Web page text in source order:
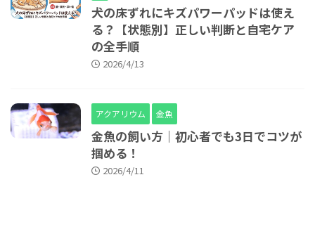
犬の床ずれにキズパワーパッドは使え
る？【状態別】正しい判断と自宅ケア
の全手順
2026/4/13
アクアリウム 金魚
金魚の飼い方｜初心者でも3日でコツが
掴める！
2026/4/11